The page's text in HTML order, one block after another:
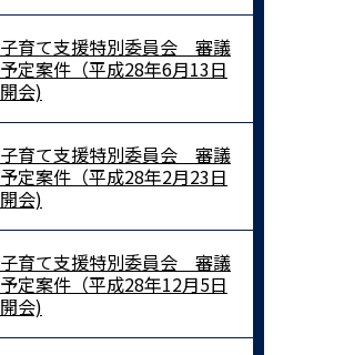
子育て支援特別委員会 審議
予定案件（平成28年6月13日
開会)
子育て支援特別委員会 審議
予定案件（平成28年2月23日
開会)
子育て支援特別委員会 審議
予定案件（平成28年12月5日
開会)